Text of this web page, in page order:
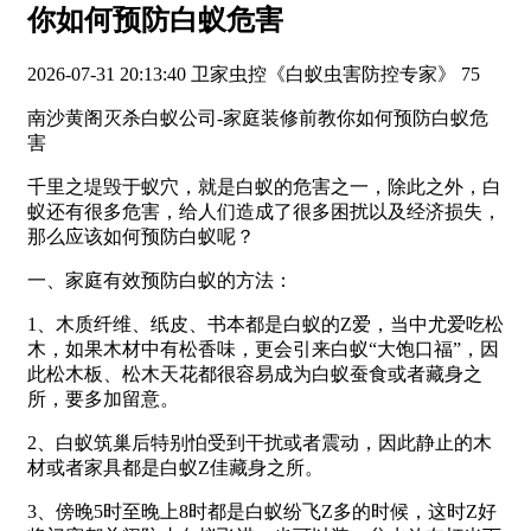
你如何预防白蚁危害
2026-07-31 20:13:40 卫家虫控《白蚁虫害防控专家》 75
南沙黄阁灭杀白蚁公司-家庭装修前教你如何预防白蚁危
害
千里之堤毁于蚁穴，就是白蚁的危害之一，除此之外，白
蚁还有很多危害，给人们造成了很多困扰以及经济损失，
那么应该如何预防白蚁呢？
一、家庭有效预防白蚁的方法：
1、木质纤维、纸皮、书本都是白蚁的Z爱，当中尤爱吃松
木，如果木材中有松香味，更会引来白蚁“大饱口福”，因
此松木板、松木天花都很容易成为白蚁蚕食或者藏身之
所，要多加留意。
2、白蚁筑巢后特别怕受到干扰或者震动，因此静止的木
材或者家具都是白蚁Z佳藏身之所。
3、傍晚5时至晚上8时都是白蚁纷飞Z多的时候，这时Z好